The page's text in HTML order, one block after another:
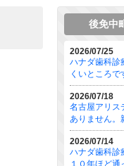
後免中
2026/07/25
ハナダ歯科診
くいところ
2026/07/18
名古屋アリス
ありません。
2026/07/14
ハナダ歯科診